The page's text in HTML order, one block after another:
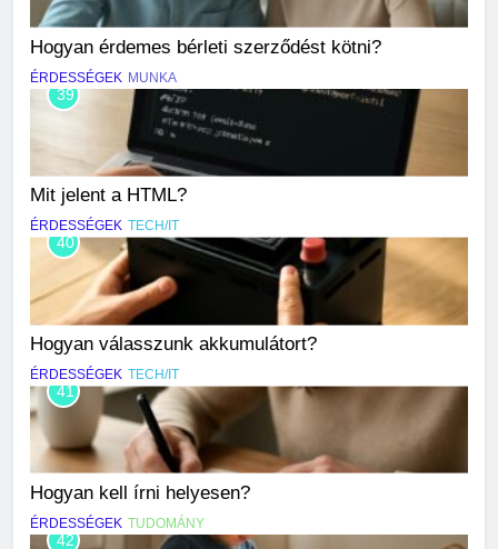
Hogyan érdemes bérleti szerződést kötni?
ÉRDESSÉGEK MUNKA
39
Mit jelent a HTML?
ÉRDESSÉGEK TECH/IT
40
Hogyan válasszunk akkumulátort?
ÉRDESSÉGEK TECH/IT
41
Hogyan kell írni helyesen?
ÉRDESSÉGEK TUDOMÁNY
42